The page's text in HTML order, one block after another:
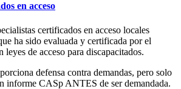
en acceso
certificados en acceso locales
ha sido evaluada y certificada por el
leyes de acceso para discapacitados.
defensa contra demandas, pero solo
informe CASp ANTES de ser demandada.